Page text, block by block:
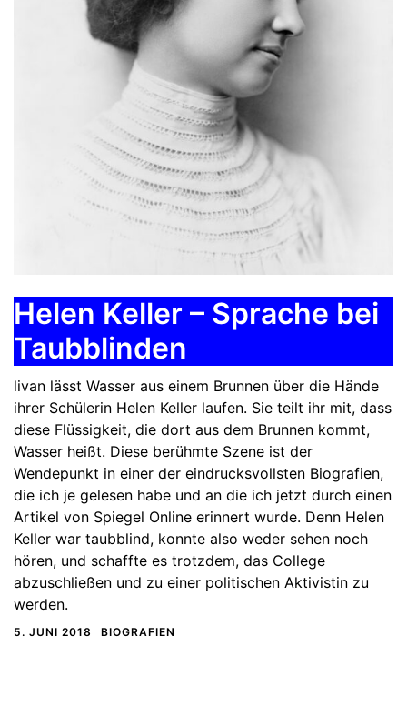
Helen Keller – Sprache bei
Taubblinden
livan lässt Wasser aus einem Brunnen über die Hände
ihrer Schülerin Helen Keller laufen. Sie teilt ihr mit, dass
diese Flüssigkeit, die dort aus dem Brunnen kommt,
Wasser heißt. Diese berühmte Szene ist der
Wendepunkt in einer der eindrucksvollsten Biografien,
die ich je gelesen habe und an die ich jetzt durch einen
Artikel von Spiegel Online erinnert wurde. Denn Helen
Keller war taubblind, konnte also weder sehen noch
hören, und schaffte es trotzdem, das College
abzuschließen und zu einer politischen Aktivistin zu
werden.
5. JUNI 2018 BIOGRAFIEN